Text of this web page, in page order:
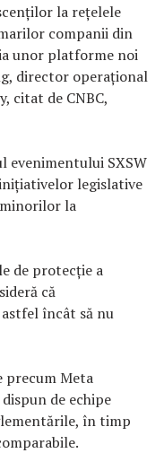
la reţelele
companii din
unor platforme noi
director operaţional
citat de CNBC,
evenimentului SXSW
legislative
la
de protecţie a
că
încât să nu
Meta
de echipe
în timp